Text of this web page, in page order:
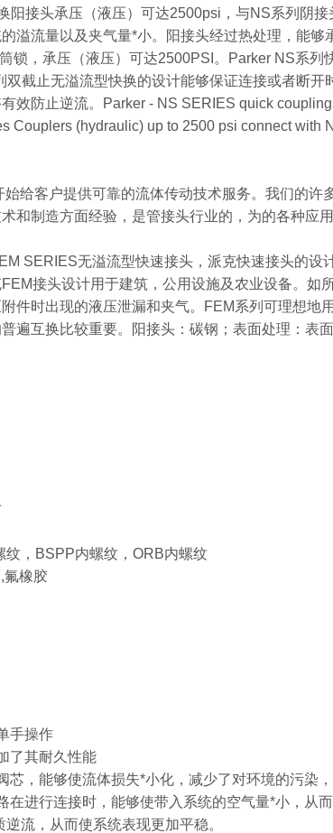
阳接头承压（液压）可达2500psi，与NS系列阴
溢流量以及夹气量*小。阳接头经过热处理，能
锁，承压（液压）可达2500PSI。Parker NS系
截止无溢流型快换的设计能够保证连接或者断
效防止逆流。Parker - NS SERIES quick
Couplers (hydraulic) up to 2500 psi connect
给客户提供可靠的流体传动技术服务。我们的
和制造方面经验，是管接头行业的，为的各种
SERIES无溢流型快速接头，派克快速接头的
接头设计用于建筑，公用设施及农业设备。如
件时出现的液压泄漏和夹气。FEM系列可理想地
遍互换比较重要。阳接头：碳钢；表面处理：表
纹，BSPP内螺纹，ORB内螺纹
氟橡胶
手操作
了其耐久性能
芯，能够使流体损失*小化，减少了对环境的污染
在进行连接时，能够使带入系统的空气量*小，从
流，从而使系统表现更加平稳。